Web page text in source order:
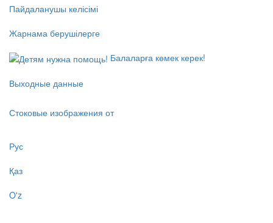
Пайдаланушы келісімі
Жарнама берушілерге
Балаларға көмек керек!
Выходные данные
Стоковые изображения от
Рус
Қаз
O'z